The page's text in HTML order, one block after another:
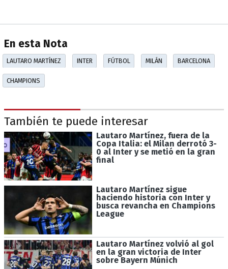
En esta Nota
LAUTARO MARTÍNEZ INTER FÚTBOL MILÁN BARCELONA
CHAMPIONS
También te puede interesar
Lautaro Martínez, fuera de la
Copa Italia: el Milan derrotó 3-
0 al Inter y se metió en la gran
final
Lautaro Martínez sigue
haciendo historia con Inter y
busca revancha en Champions
League
Lautaro Martínez volvió al gol
en la gran victoria de Inter
sobre Bayern Múnich